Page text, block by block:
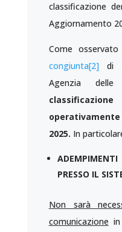
classificazione
Aggiornamento
Come
congiunta[2] di
Agenzia
operativamente
2025. In
PRESSO IL
Non sarà
comunicazione